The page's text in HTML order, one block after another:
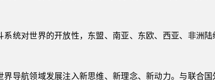
统对世界的开放性，东盟、南亚、东欧、西亚、非洲陆
导航领域发展注入新思维、新理念、新动力。与联合国